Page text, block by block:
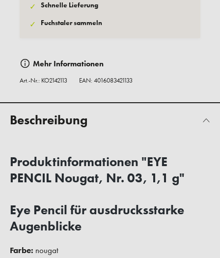
✓ Schnelle Lieferung
✓ Fuchstaler sammeln
Mehr Informationen
Art.-Nr.: KO2142113 EAN: 4016083421133
Beschreibung
Produktinformationen "EYE
PENCIL Nougat, Nr. 03, 1,1 g"
Eye Pencil für ausdrucksstarke
Augenblicke
Farbe: nougat